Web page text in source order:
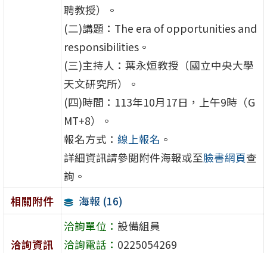
聘教授）。
(二)講題：The era of opportunities and
responsibilities。
(三)主持人：葉永烜教授（國立中央大學
天文研究所）。
(四)時間：113年10月17日，上午9時（G
MT+8）。
報名方式： 線上報名 。
詳細資訊請參閱附件海報或至臉書網頁查
詢。
相關附件
海報 (16)
洽詢資訊
洽詢單位： 設備組員
洽詢電話： 0225054269